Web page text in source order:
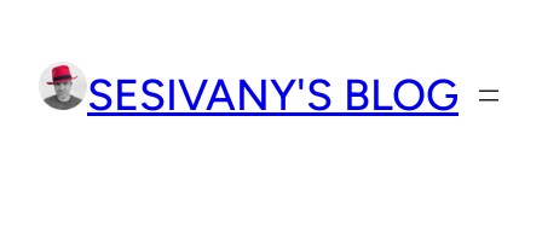
obsah
SESIVANY'S BLOG